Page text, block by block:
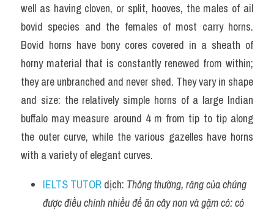
well as having cloven, or split, hooves, the males of ail
bovid species and the females of most carry horns.
Bovid horns have bony cores covered in a sheath of
horny material that is constantly renewed from within;
they are unbranched and never shed. They vary in shape
and size: the relatively simple horns of a large Indian
buffalo may measure around 4 m from tip to tip along
the outer curve, while the various gazelles have horns
with a variety of elegant curves.
IELTS TUTOR dịch: Thông thường, răng của chúng
được điều chỉnh nhiều để ăn cây non và gặm cỏ: cỏ